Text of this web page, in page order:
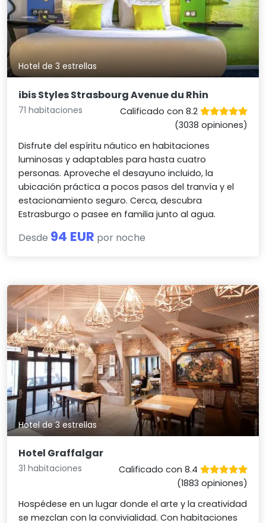
Hotel de 3 estrellas
ibis Styles Strasbourg Avenue du Rhin
71 habitaciones
Calificado con 8.2
(3038 opiniones)
Disfrute del espíritu náutico en habitaciones
luminosas y adaptables para hasta cuatro
personas. Aproveche el desayuno incluido, la
ubicación práctica a pocos pasos del tranvía y el
estacionamiento seguro. Cerca, descubra
Estrasburgo o pasee en familia junto al agua.
Desde 94 EUR por noche
Hotel de 3 estrellas
Hotel Graffalgar
31 habitaciones
Calificado con 8.4
(1883 opiniones)
Hospédese en un lugar donde el arte y la creatividad
se mezclan con la convivialidad. Con habitaciones